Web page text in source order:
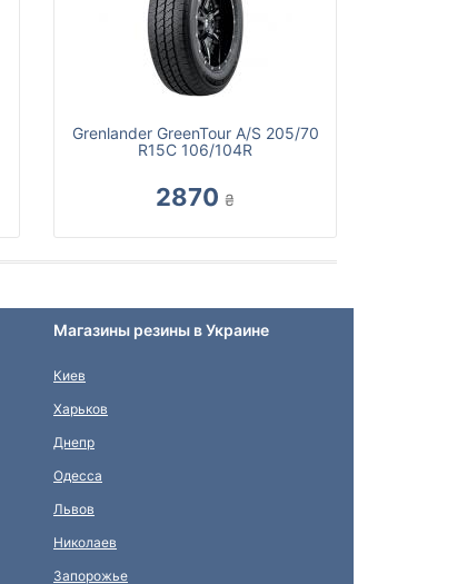
Grenlander GreenTour A/S 205/70
R15C 106/104R
2870 ₴
Магазины резины в Украине
Киев
Харьков
Днепр
Одесса
Львов
Николаев
Запорожье